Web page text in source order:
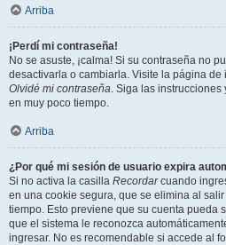
Arriba
¡Perdí mi contraseña!
No se asuste, ¡calma! Si su contraseña no
desactivarla o cambiarla. Visite la página
Olvidé mi contraseña. Siga las
en muy poco tiempo.
Arriba
¿Por qué mi sesión de usuario expira
Si no activa la casilla Recordarcuando
en una cookie segura, que se elimina al
tiempo. Esto previene que su cuenta pueda
que el sistema le reconozca
ingresar. No es recomendable si accede al